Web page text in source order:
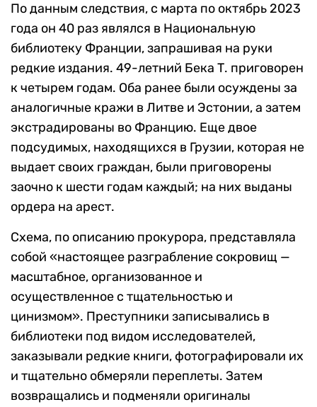
По данным следствия, с марта по октябрь 2023
года он 40 раз являлся в Национальную
библиотеку Франции, запрашивая на руки
редкие издания. 49-летний Бека Т. приговорен
к четырем годам. Оба ранее были осуждены за
аналогичные кражи в Литве и Эстонии, а затем
экстрадированы во Францию. Еще двое
подсудимых, находящихся в Грузии, которая не
выдает своих граждан, были приговорены
заочно к шести годам каждый; на них выданы
ордера на арест.
Схема, по описанию прокурора, представляла
собой «настоящее разграбление сокровищ —
масштабное, организованное и
осуществленное с тщательностью и
цинизмом». Преступники записывались в
библиотеки под видом исследователей,
заказывали редкие книги, фотографировали их
и тщательно обмеряли переплеты. Затем
возвращались и подменяли оригиналы